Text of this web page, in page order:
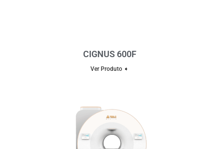
CIGNUS 600F
Ver Produto ➧